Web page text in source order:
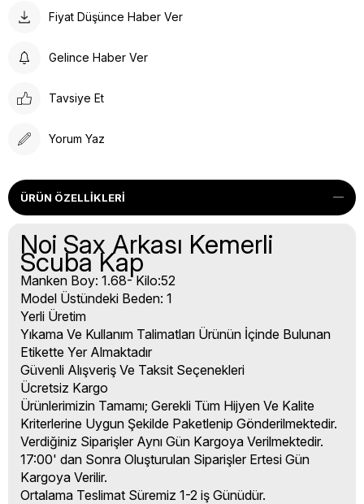
Fiyat Düşünce Haber Ver
Gelince Haber Ver
Tavsiye Et
Yorum Yaz
ÜRÜN ÖZELLIKLERI
Noi Sax Arkası Kemerli
Scuba Kap
Manken Boy: 1.68- Kilo:52
Model Üstündeki Beden: 1
Yerli Üretim
Yıkama Ve Kullanım Talimatları Ürünün İçinde Bulunan
Etikette Yer Almaktadır
Güvenli Alışveriş Ve Taksit Seçenekleri
Ücretsiz Kargo
Ürünlerimizin Tamamı; Gerekli Tüm Hijyen Ve Kalite
Kriterlerine Uygun Şekilde Paketlenip Gönderilmektedir.
Verdiğiniz Siparişler Aynı Gün Kargoya Verilmektedir.
17:00' dan Sonra Oluşturulan Siparişler Ertesi Gün
Kargoya Verilir.
Ortalama Teslimat Süremiz 1-2 iş Günüdür.